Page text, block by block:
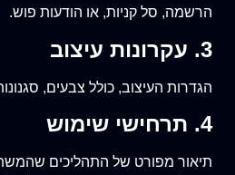
הרשמה, סל קניות, או הודעות פוש.
3. עקרונות עיצוב
הגדרות העיצוב, כולל צבעים,
4. תרחישי שימוש
תיאור מפורט של התהליכים